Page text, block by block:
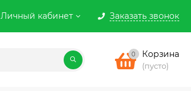
Личный кабинет Заказать звонок
0 Корзина
(пусто)